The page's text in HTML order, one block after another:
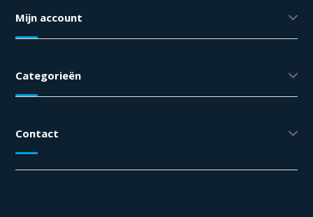
Mijn account
Categorieën
Contact